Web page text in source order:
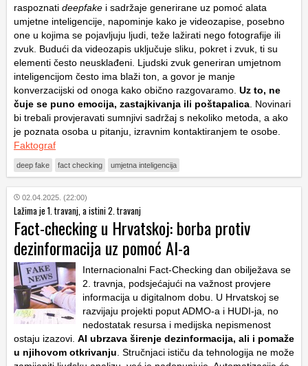
raspoznati deepfake i sadržaje generirane uz pomoć alata
umjetne inteligencije, napominje kako je videozapise, posebno
one u kojima se pojavljuju ljudi, teže lažirati nego fotografije ili
zvuk. Budući da videozapis uključuje sliku, pokret i zvuk, ti su
elementi često neusklađeni. Ljudski zvuk generiran umjetnom
inteligencijom često ima blaži ton, a govor je manje
konverzacijski od onoga kako obično razgovaramo. Uz to, ne
čuje se puno emocija, zastajkivanja ili poštapalica . Novinari
bi trebali provjeravati sumnjivi sadržaj s nekoliko metoda, a ako
je poznata osoba u pitanju, izravnim kontaktiranjem te osobe.
Faktograf
deep fake fact checking umjetna inteligencija
02.04.2025. (22:00)
Lažima je 1. travanj, a istini 2. travanj
Fact-checking u Hrvatskoj: borba protiv
dezinformacija uz pomoć AI-a
Internacionalni Fact-Checking dan obilježava se
2. travnja, podsjećajući na važnost provjere
informacija u digitalnom dobu. U Hrvatskoj se
razvijaju projekti poput ADMO-a i HUDI-ja, no
nedostatak resursa i medijska nepismenost
ostaju izazovi. AI ubrzava širenje dezinformacija, ali i pomaže
u njihovom otkrivanju . Stručnjaci ističu da tehnologija ne može